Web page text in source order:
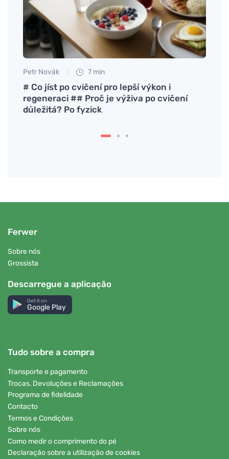
Petr Novák 7 min
# Co jíst po cvičení pro lepší výkon i
regeneraci ## Proč je výživa po cvičení
důležitá? Po fyzick
Ferwer
Sobre nós
Grossista
Descarregue a aplicação
Get it on
Google Play
Tudo sobre a compra
Transporte e pagamento
Trocas, Devoluções e Reclamações
Programa de fidelidade
Contacto
Termos e Condições
Sobre nós
Como medir o comprimento do pé
Declaração sobre a utilização de cookies